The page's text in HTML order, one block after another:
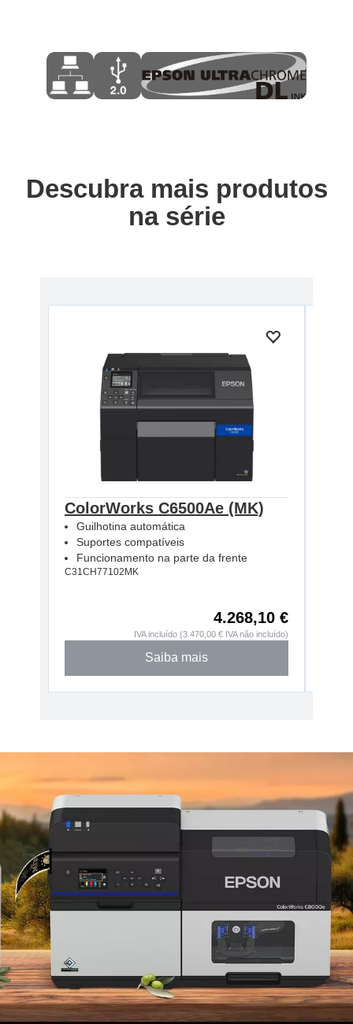
Descubra mais produtos
na série
ColorWorks C6500Ae (MK)
Guilhotina automática
Suportes compatíveis
Funcionamento na parte da frente
C31CH77102MK
4.268,10 €
IVA incluído (3.470,00 € IVA não incluído)
Saiba mais